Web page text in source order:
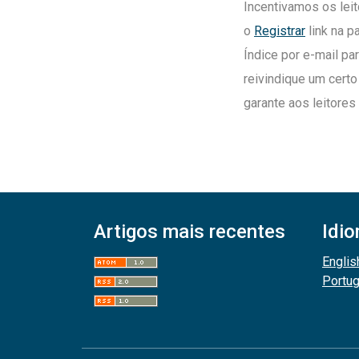
Incentivamos os
o Registrar link na
Índice por e-mail
reivindique um
garante aos
Artigos mais recentes